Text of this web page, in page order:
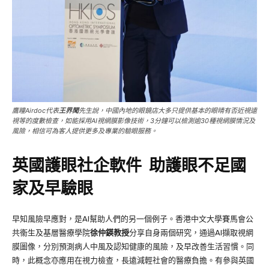
鷹瞳Airdoc代表王界聞先生說，中國內地的眼鏡店大多只提供基本的眼晴有否近視遠
視等的度數檢查，如能採用AI視網膜影像技術，3分鐘可以檢測逾30種視網膜情況及
風險，相信可為客人提供更多及專業的驗眼服務。
英國護眼社企軟件 助護眼不足國
家及早驗眼
早知風險早應對，是AI幫助人們的另一個例子。香港中文大學賽馬會公
共衞生及基層醫療學院徐仲鍈教授分享自身兩個研究，通過AI擷取視網
膜圖像，分別預測病人中風及認知健康的風險，及早改善生活習慣。同
時，此概念亦應用在視力檢查，長遠減輕社會的醫療負擔。有參與英國